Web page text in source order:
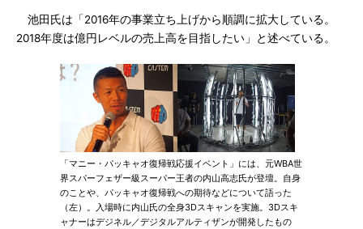
池田氏は「2016年の事業立ち上げから順調に拡大している。
2018年度は億円レベルの売上高を目指したい」と述べている。
「マニー・パッキャオ復帰戦応援イベント」には、元WBA世
界スパーフェザー級スーパー王者の内山高志氏が登壇。自身
のことや、パッキャオ復帰戦への期待などについて語った
（左）。入場時に内山氏の全身3Dスキャンを実施。3Dスキ
ャナーはデジネル／デジタルアルティザンが開発したもの